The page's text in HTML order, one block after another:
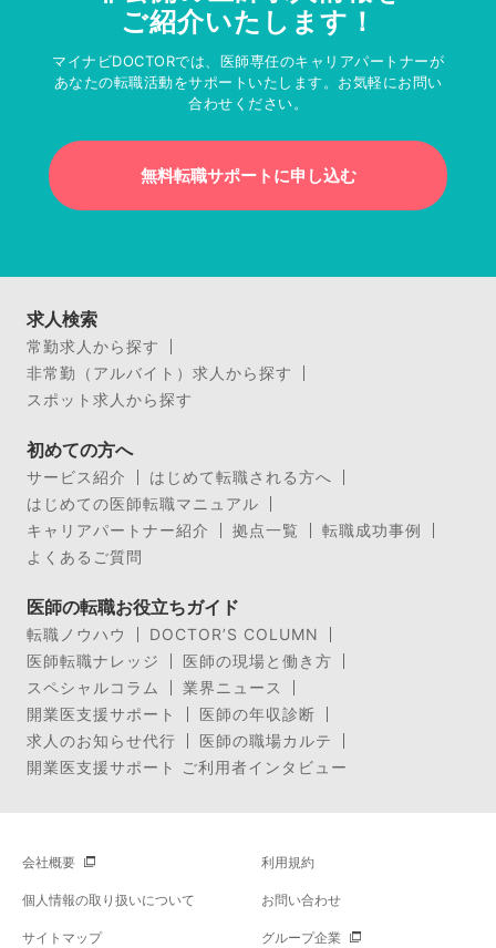
ご紹介いたします！
マイナビDOCTORでは、医師専任のキャリアパートナーが
あなたの転職活動をサポートいたします。お気軽にお問い
合わせください。
無料転職サポートに申し込む
求人検索
常勤求人から探す
非常勤（アルバイト）求人から探す
スポット求人から探す
初めての方へ
サービス紹介
はじめて転職される方へ
はじめての医師転職マニュアル
キャリアパートナー紹介
拠点一覧
転職成功事例
よくあるご質問
医師の転職お役立ちガイド
転職ノウハウ
DOCTOR’S COLUMN
医師転職ナレッジ
医師の現場と働き方
スペシャルコラム
業界ニュース
開業医支援サポート
医師の年収診断
求人のお知らせ代行
医師の職場カルテ
開業医支援サポート ご利用者インタビュー
会社概要 利用規約
個人情報の取り扱いについて お問い合わせ
サイトマップ グループ企業